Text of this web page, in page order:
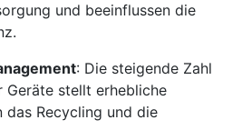
und beeinflussen die
: Die steigende Zahl
stellt erhebliche
das Recycling und die